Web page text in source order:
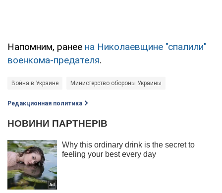
Напомним, ранее на Николаевщине "спалили"
военкома-предателя.
Война в Украине Министерство обороны Украины
Редакционная политика